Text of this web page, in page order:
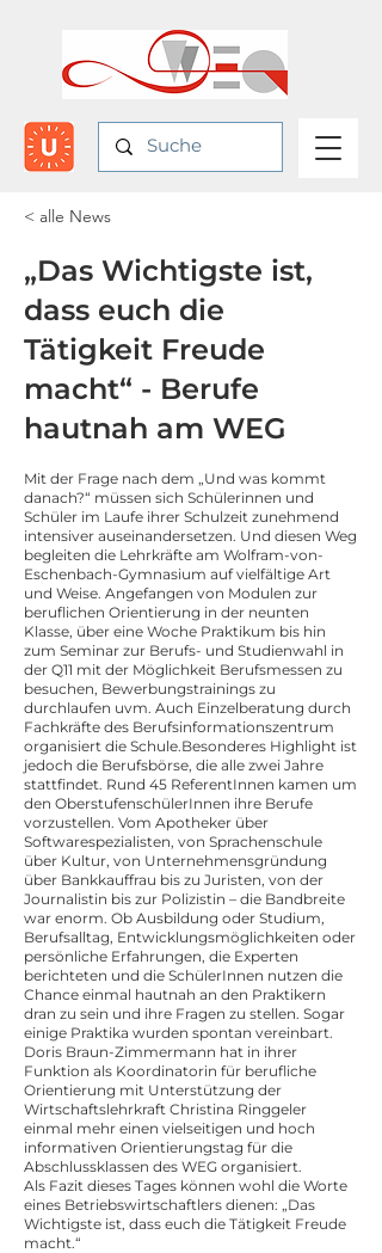
< alle News
„Das Wichtigste ist,
dass euch die
Tätigkeit Freude
macht“ - Berufe
hautnah am WEG
Mit der Frage nach dem „Und was kommt
danach?“ müssen sich Schülerinnen und
Schüler im Laufe ihrer Schulzeit zunehmend
intensiver auseinandersetzen. Und diesen Weg
begleiten die Lehrkräfte am Wolfram-von-
Eschenbach-Gymnasium auf vielfältige Art
und Weise. Angefangen von Modulen zur
beruflichen Orientierung in der neunten
Klasse, über eine Woche Praktikum bis hin
zum Seminar zur Berufs- und Studienwahl in
der Q11 mit der Möglichkeit Berufsmessen zu
besuchen, Bewerbungstrainings zu
durchlaufen uvm. Auch Einzelberatung durch
Fachkräfte des Berufsinformationszentrum
organisiert die Schule.Besonderes Highlight ist
jedoch die Berufsbörse, die alle zwei Jahre
stattfindet. Rund 45 ReferentInnen kamen um
den OberstufenschülerInnen ihre Berufe
vorzustellen. Vom Apotheker über
Softwarespezialisten, von Sprachenschule
über Kultur, von Unternehmensgründung
über Bankkauffrau bis zu Juristen, von der
Journalistin bis zur Polizistin – die Bandbreite
war enorm. Ob Ausbildung oder Studium,
Berufsalltag, Entwicklungsmöglichkeiten oder
persönliche Erfahrungen, die Experten
berichteten und die SchülerInnen nutzen die
Chance einmal hautnah an den Praktikern
dran zu sein und ihre Fragen zu stellen. Sogar
einige Praktika wurden spontan vereinbart.
Doris Braun-Zimmermann hat in ihrer
Funktion als Koordinatorin für berufliche
Orientierung mit Unterstützung der
Wirtschaftslehrkraft Christina Ringgeler
einmal mehr einen vielseitigen und hoch
informativen Orientierungstag für die
Abschlussklassen des WEG organisiert.
Als Fazit dieses Tages können wohl die Worte
eines Betriebswirtschaftlers dienen: „Das
Wichtigste ist, dass euch die Tätigkeit Freude
macht.“